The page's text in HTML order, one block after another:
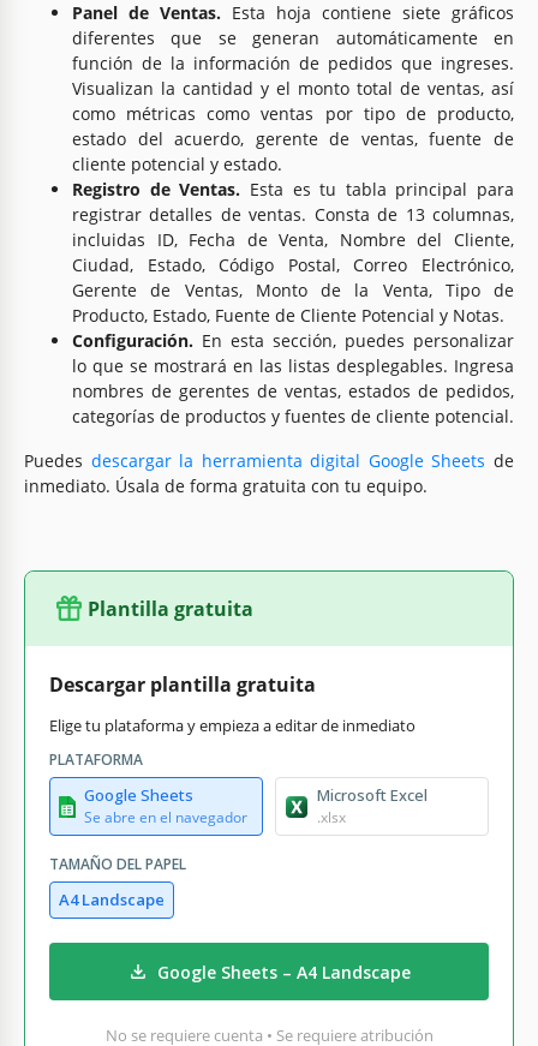
Panel de Ventas. Esta hoja contiene siete gráficos
diferentes que se generan automáticamente en
función de la información de pedidos que ingreses.
Visualizan la cantidad y el monto total de ventas, así
como métricas como ventas por tipo de producto,
estado del acuerdo, gerente de ventas, fuente de
cliente potencial y estado.
Registro de Ventas. Esta es tu tabla principal para
registrar detalles de ventas. Consta de 13 columnas,
incluidas ID, Fecha de Venta, Nombre del Cliente,
Ciudad, Estado, Código Postal, Correo Electrónico,
Gerente de Ventas, Monto de la Venta, Tipo de
Producto, Estado, Fuente de Cliente Potencial y Notas.
Configuración. En esta sección, puedes personalizar
lo que se mostrará en las listas desplegables. Ingresa
nombres de gerentes de ventas, estados de pedidos,
categorías de productos y fuentes de cliente potencial.
Puedes descargar la herramienta digital Google Sheets de
inmediato. Úsala de forma gratuita con tu equipo.
Plantilla gratuita
Descargar plantilla gratuita
Elige tu plataforma y empieza a editar de inmediato
PLATAFORMA
Google Sheets
Se abre en el navegador
Microsoft Excel
.xlsx
TAMAÑO DEL PAPEL
A4 Landscape
Google Sheets – A4 Landscape
No se requiere cuenta • Se requiere atribución